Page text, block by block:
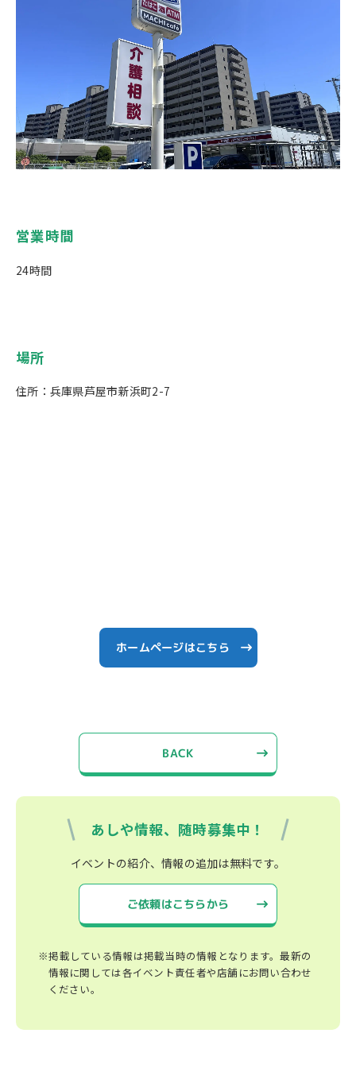
営業時間
24時間
場所
住所：兵庫県芦屋市新浜町2-7
ホームページはこちら
BACK
あしや情報、随時募集中！
イベントの紹介、情報の追加は無料です。
ご依頼はこちらから
※掲載している情報は掲載当時の情報となります。最新の
情報に関しては各イベント責任者や店舗にお問い合わせ
ください。